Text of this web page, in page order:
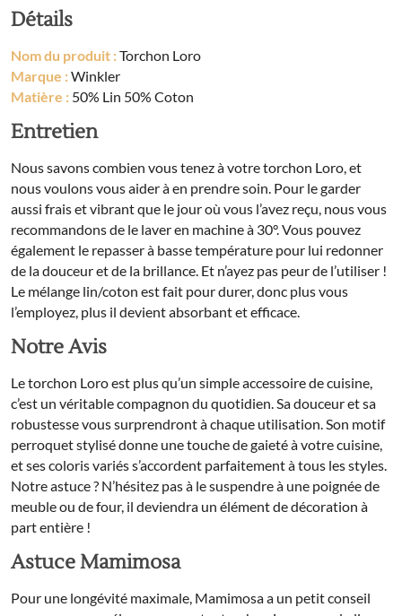
Détails
Nom du produit :Torchon Loro
Marque :Winkler
Matière : 50% Lin 50% Coton
Entretien
Nous savons combien vous tenez à votre torchon Loro, et
nous voulons vous aider à en prendre soin. Pour le garder
aussi frais et vibrant que le jour où vous l’avez reçu, nous vous
recommandons de le laver en machine à 30°. Vous pouvez
également le repasser à basse température pour lui redonner
de la douceur et de la brillance. Et n’ayez pas peur de l’utiliser !
Le mélange lin/coton est fait pour durer, donc plus vous
l’employez, plus il devient absorbant et efficace.
Notre Avis
Le torchon Loro est plus qu’un simple accessoire de cuisine,
c’est un véritable compagnon du quotidien. Sa douceur et sa
robustesse vous surprendront à chaque utilisation. Son motif
perroquet stylisé donne une touche de gaieté à votre cuisine,
et ses coloris variés s’accordent parfaitement à tous les styles.
Notre astuce ? N’hésitez pas à le suspendre à une poignée de
meuble ou de four, il deviendra un élément de décoration à
part entière !
Astuce Mamimosa
Pour une longévité maximale, Mamimosa a un petit conseil